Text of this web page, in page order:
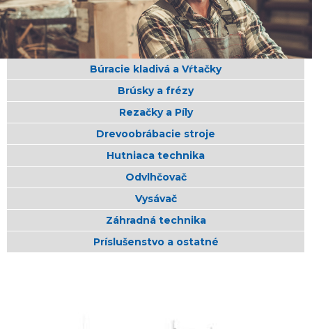
Búracie kladivá a Vŕtačky
Brúsky a frézy
Rezačky a Píly
Drevoobrábacie stroje
Hutniaca technika
Odvlhčovač
Vysávač
Záhradná technika
Príslušenstvo a ostatné